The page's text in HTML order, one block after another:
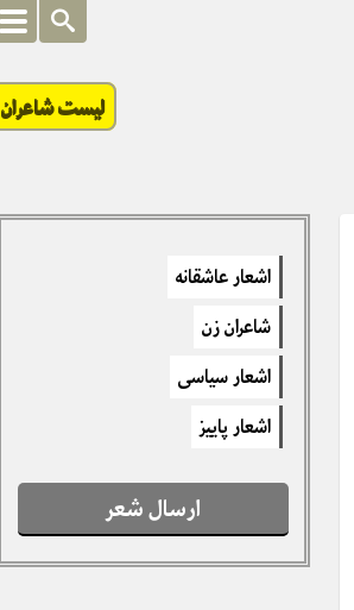
لیست شاعران
اشعار عاشقانه
شاعران زن
اشعار سیاسی
اشعار پاییز
ارسال شعر